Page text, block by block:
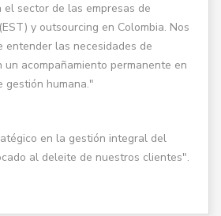
sector de las empresas de
y outsourcing en Colombia. Nos
entender las necesidades de
acompañamiento permanente en
gestión humana."
en la gestión integral del
al deleite de nuestros clientes".